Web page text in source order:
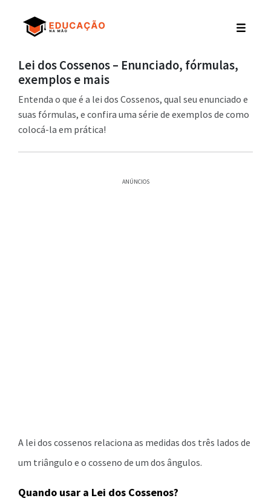
Lei dos Cossenos – Enunciado, fórmulas,
exemplos e mais
Entenda o que é a lei dos Cossenos, qual seu enunciado e
suas fórmulas, e confira uma série de exemplos de como
colocá-la em prática!
ANÚNCIOS
A lei dos cossenos relaciona as medidas dos três lados de
um triângulo e o cosseno de um dos ângulos.
Quando usar a Lei dos Cossenos?